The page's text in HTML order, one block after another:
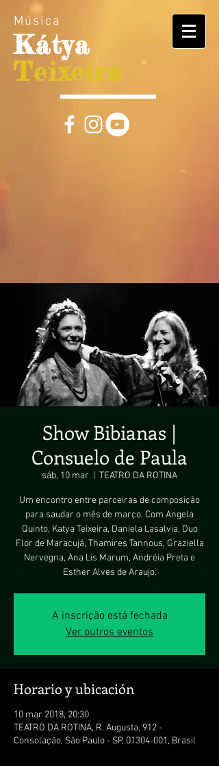
Música
Kátya
Teixeira
Show Bibianas |
Consuelo de Paula
sáb, 10 mar TEATRO DA ROTINA
Um encontro entre parceiras de composição
para saudar o mês de março. Com Angela
Quinto, Katya Teixeira, Daniela Lasalvia, Duo
Flor de Maracujá, Thamires Tannous, Graziella
Nervegna, Ana Lis Marum, Andréia Preta e
Esther Alves de Araujo.
A inscrição está fechada
Ver outros eventos
Horario y ubicación
10 mar 2018, 20:30
TEATRO DA ROTINA, R. Augusta, 912 -
Consolação, São Paulo - SP, 01304-001, Brasil